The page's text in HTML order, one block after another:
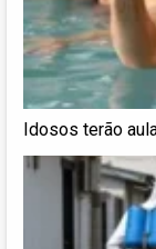
Idosos terão